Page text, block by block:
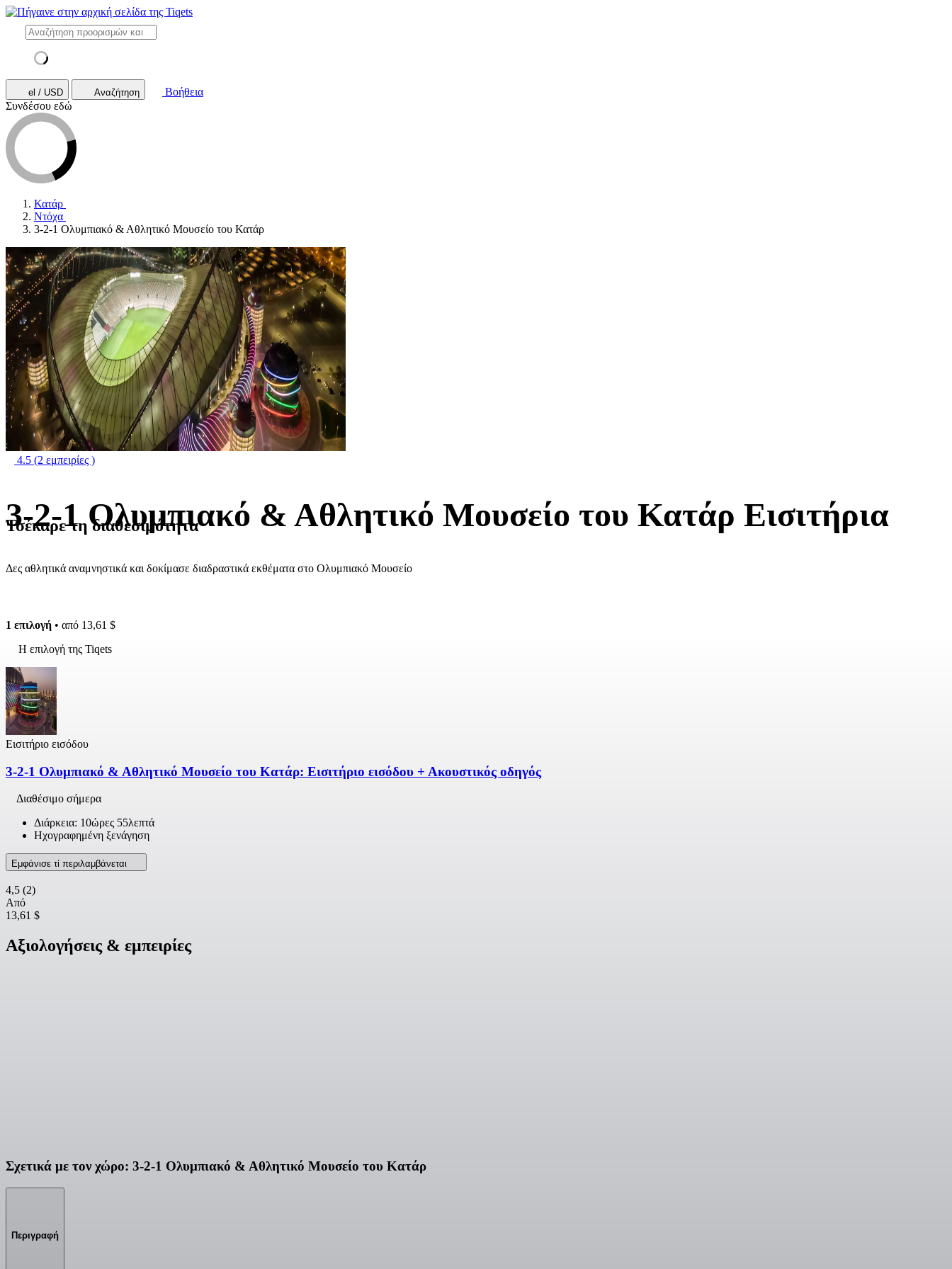
el / USD Αναζήτηση
Βοήθεια
Συνδέσου εδώ
Κατάρ
Ντόχα
3-2-1 Ολυμπιακό & Αθλητικό Μουσείο του Κατάρ
4.5 (2 εμπειρίες )
3-2-1 Ολυμπιακό & Αθλητικό Μουσείο του Κατάρ Εισιτήρια
Δες αθλητικά αναμνηστικά και δοκίμασε διαδραστικά εκθέματα στο Ολυμπιακό Μουσείο
Τσέκαρε τη διαθεσιμότητα
1 επιλογή • από 13,61 $
Η επιλογή της Tiqets
Εισιτήριο εισόδου
3-2-1 Ολυμπιακό & Αθλητικό Μουσείο του Κατάρ: Εισιτήριο εισόδου + Ακουστικός οδηγός
Διαθέσιμο σήμερα
Διάρκεια: 10ώρες 55λεπτά
Ηχογραφημένη ξενάγηση
Εμφάνισε τί περιλαμβάνεται
4,5 (2)
Από
13,61 $
Αξιολογήσεις & εμπειρίες
Σχετικά με τον χώρο: 3-2-1 Ολυμπιακό & Αθλητικό Μουσείο του Κατάρ
Περιγραφή